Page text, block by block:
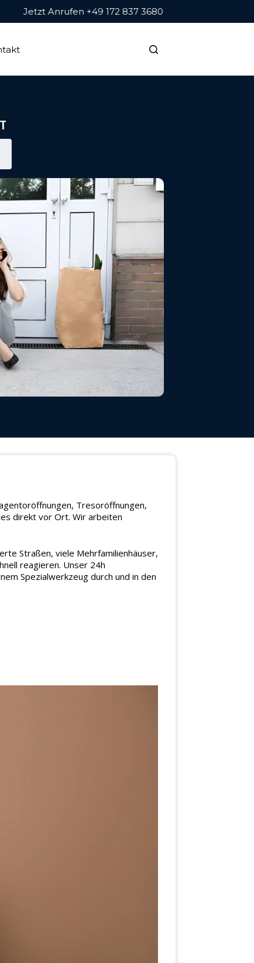
Jetzt Anrufen +49 172 837 3680
Tresoröffnungen,
direkt vor Ort. Wir arbeiten
Straßen, viele Mehrfamilienhäuser,
reagieren. Unser 24h
Spezialwerkzeug durch und in den